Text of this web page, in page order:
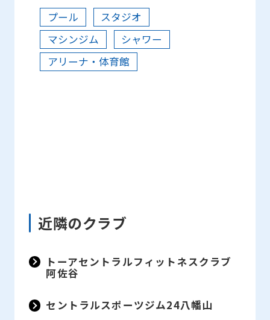
プール
スタジオ
マシンジム
シャワー
アリーナ・体育館
近隣のクラブ
トーアセントラルフィットネスクラブ
阿佐谷
セントラルスポーツジム24八幡山
the
Japanese
version
of
not
an